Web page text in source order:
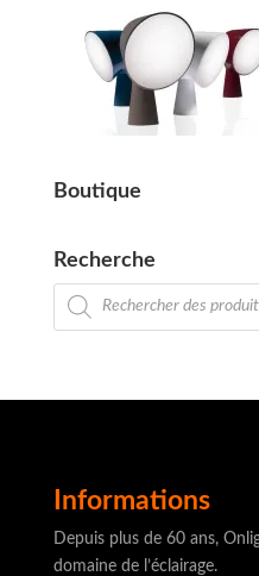
Boutique
Recherche
Recherche
de
produits
Informations
Depuis plus de 60 ans,
domaine de l’éclairage.